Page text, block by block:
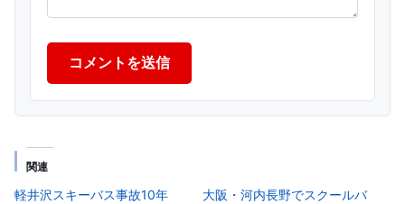
コメントを送信
関連
軽井沢スキーバス事故10年
大阪・河内長野でスクールバ